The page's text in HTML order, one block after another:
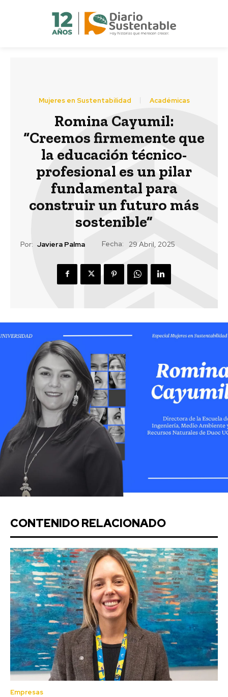
Mujeres en Sustentabilidad Académicas
Romina Cayumil:
“Creemos firmemente que
la educación técnico-
profesional es un pilar
fundamental para
construir un futuro más
sostenible”
Por: Javiera Palma Fecha: 29 Abril, 2025
CONTENIDO RELACIONADO
Empresas